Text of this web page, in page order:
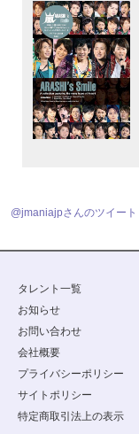
@jmaniajpさんのツイート
タレント一覧
お知らせ
お問い合わせ
会社概要
プライバシーポリシー
サイトポリシー
特定商取引法上の表示